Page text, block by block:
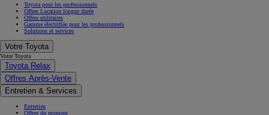
Toyota pour les professionnels
Offres Location longue durée
Offres utilitaires
Gamme électrifiée pour les professionnels
Solutions et services
Votre Toyota
Votre Toyota
Toyota Relax
Offres Après-Vente
Entretien & Services
Entretien
Offres du moment